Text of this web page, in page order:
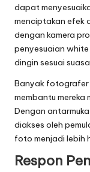
dapat
menciptakan efek
dengan kamera
penyesuaian
dingin sesuai
Banyak fotografer
membantu
Dengan
diakses oleh
foto menjadi lebih
Respon